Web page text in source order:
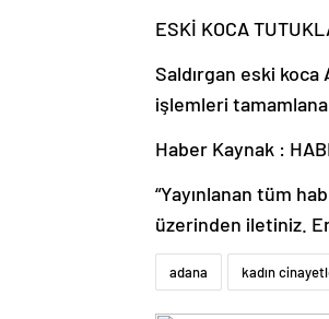
ESKİ KOCA
Saldırgan eski koca
işlemleri
Haber Kaynak :
“Yayınlanan tüm
üzerinden iletiniz.
adana kadın